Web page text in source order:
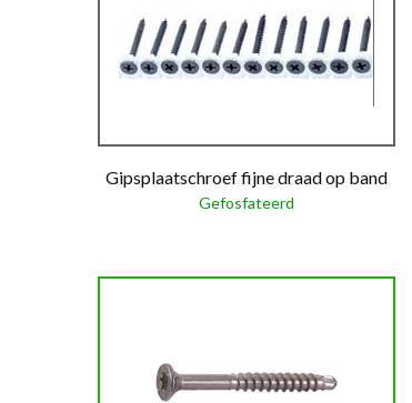
Gipsplaatschroef fijne draad op band
Gefosfateerd